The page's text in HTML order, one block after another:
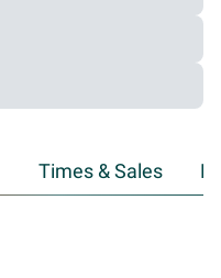
Times & Sales